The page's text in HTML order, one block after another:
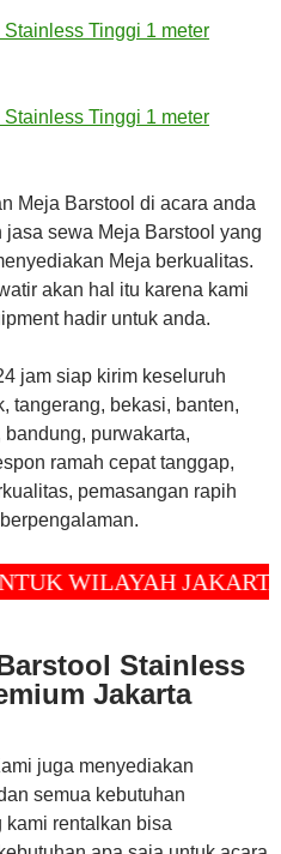
Meja Barstool di acara anda
sewa Meja Barstool yang
Meja berkualitas.
akan hal itu karena kami
hadir untuk anda.
jam siap kirim keseluruh
tangerang, bekasi, banten,
purwakarta,
ramah cepat tanggap,
pemasangan rapih
JAKARTA,
Stainless
Jakarta
juga menyediakan
semua kebutuhan
kami rentalkan bisa